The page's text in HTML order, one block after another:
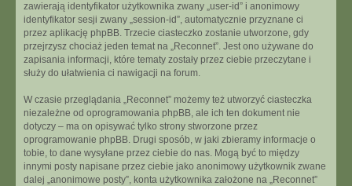
zawierają identyfikator użytkownika zwany „user-id” i anonimowy
identyfikator sesji zwany „session-id”, automatycznie przyznane ci
przez aplikację phpBB. Trzecie ciasteczko zostanie utworzone, gdy
przejrzysz chociaż jeden temat na „Reconnet”. Jest ono używane do
zapisania informacji, które tematy zostały przez ciebie przeczytane i
służy do ułatwienia ci nawigacji na forum.
W czasie przeglądania „Reconnet” możemy też utworzyć ciasteczka
niezależne od oprogramowania phpBB, ale ich ten dokument nie
dotyczy – ma on opisywać tylko strony stworzone przez
oprogramowanie phpBB. Drugi sposób, w jaki zbieramy informacje o
tobie, to dane wysyłane przez ciebie do nas. Mogą być to między
innymi posty napisane przez ciebie jako anonimowy użytkownik zwane
dalej „anonimowe posty”, konta użytkownika założone na „Reconnet”